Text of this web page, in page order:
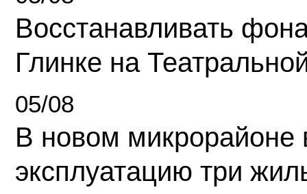
Восстанавливать
Глинке на
05/08
В новом микрорайоне
эксплуатацию три